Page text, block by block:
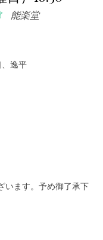
能楽堂
逸平
います。予め御了承下